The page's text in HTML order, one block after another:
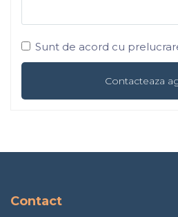
Sunt de acord cu
Contact